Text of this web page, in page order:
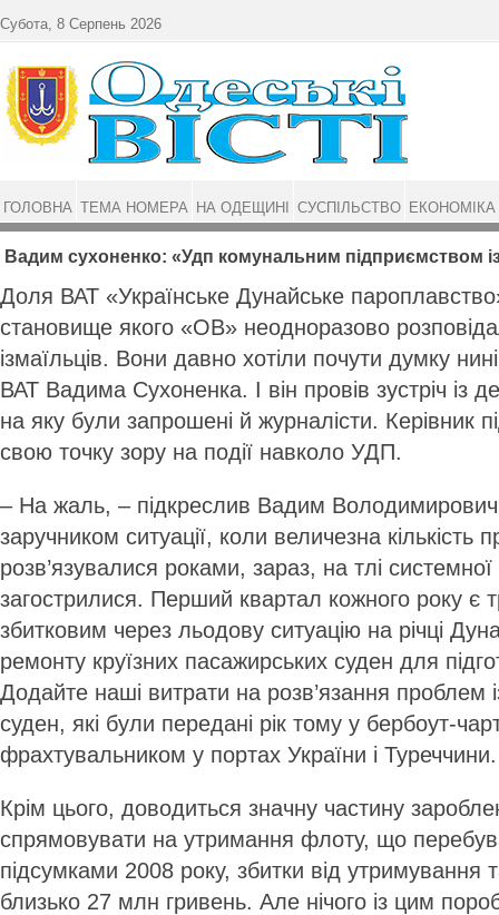
Вадим сухоненко: «Удп комунальним підприємством
Доля ВАТ «Українське Дунайське
становище якого «ОВ» неодноразово
ізмаїльців. Вони давно хотіли почути думку
ВАТ Вадима Сухоненка. І він провів зустріч із
на яку були запрошені й журналісти. Керівник
свою точку зору на події навколо УДП.
– На жаль, – підкреслив Вадим
заручником ситуації, коли величезна кількість
розв’язувалися роками, зараз, на тлі системної
загострилися. Перший квартал кожного року є
збитковим через льодову ситуацію на річці
ремонту круїзних пасажирських суден для
Додайте наші витрати на розв’язання проблем
суден, які були передані рік тому у бербоут-
фрахтувальником у портах України і Туреччини.
Крім цього, доводиться значну частину
спрямовувати на утримання флоту, що
підсумками 2008 року, збитки від утримування
близько 27 млн гривень. Але нічого із цим
Субота, 8 Серпень 2026
ГОЛОВНА ТЕМА НОМЕРА НА ОДЕЩИНІ СУСПІЛЬСТВО ЕКОНОМІКА